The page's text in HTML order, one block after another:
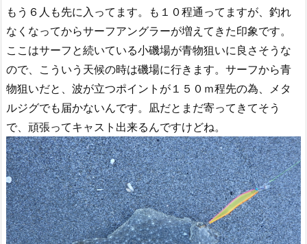
もう６人も先に入ってます。も１０程通ってますが、釣れ
なくなってからサーフアングラーが増えてきた印象です。
ここはサーフと続いている小磯場が青物狙いに良さそうな
ので、こういう天候の時は磯場に行きます。サーフから青
物狙いだと、波が立つポイントが１５０ｍ程先の為、メタ
ルジグでも届かないんです。凪だとまだ寄ってきてそう
で、頑張ってキャスト出来るんですけどね。